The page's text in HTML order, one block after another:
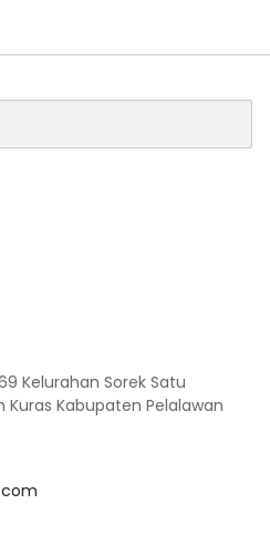
Kelurahan Sorek Satu
Kabupaten Pelalawan